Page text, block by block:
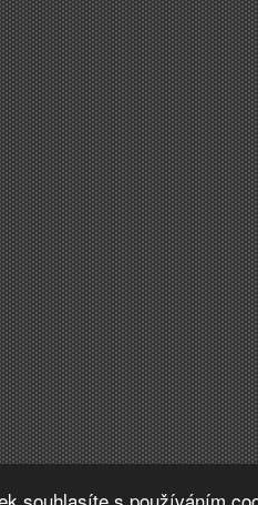
souhlasíte s používáním